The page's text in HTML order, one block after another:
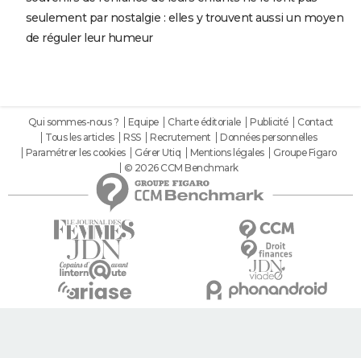
seulement par nostalgie : elles y trouvent aussi un moyen
de réguler leur humeur
Qui sommes-nous ? Equipe Charte éditoriale Publicité
Contact
Tous les articles
RSS Recrutement
Données personnelles
Paramétrer les cookies
Gérer Utiq Mentions légales
Groupe Figaro
© 2026 CCM Benchmark